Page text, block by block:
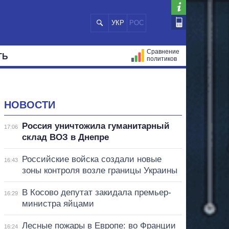
УКР РОС
Сравнение
политиков
НОВОСТИ
17:06
Россия уничтожила гуманитарный
склад ВОЗ в Днепре
16:43
Российские войска создали новые
зоны контроля возле границы Украины
16:29
В Косово депутат закидала премьер-
министра яйцами
16:24
Лесные пожары в Европе: во Франции